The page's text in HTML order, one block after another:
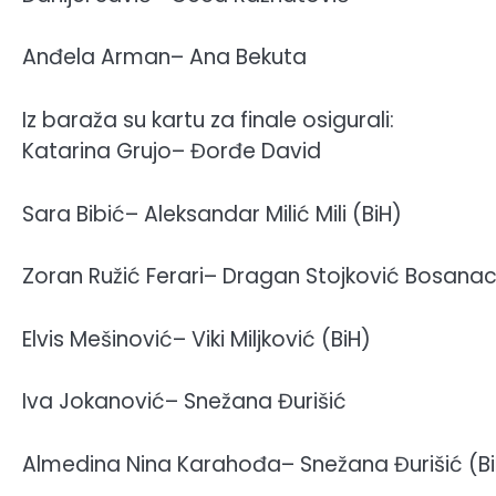
Anđela Arman– Ana Bekuta
Iz baraža su kartu za finale osigurali:
Katarina Grujo– Đorđe David
Sara Bibić– Aleksandar Milić Mili (BiH)
Zoran Ružić Ferari– Dragan Stojković Bosanac
Elvis Mešinović– Viki Miljković (BiH)
Iva Jokanović– Snežana Đurišić
Almedina Nina Karahođa– Snežana Đurišić